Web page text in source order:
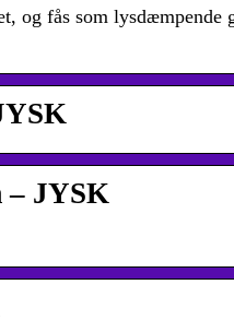
og fås som lysdæmpende
JYSK